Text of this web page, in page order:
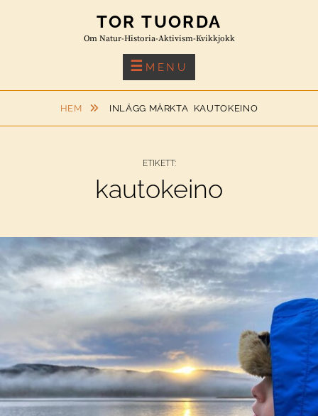
TOR TUORDA
Om Natur-Historia-Aktivism-Kvikkjokk
MENU
HEM INLÄGG MÄRKTA KAUTOKEINO
ETIKETT:
kautokeino